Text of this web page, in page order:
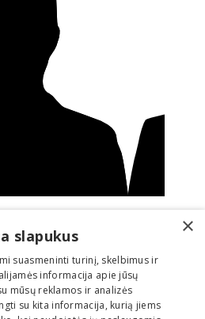
×
slapukus
suasmeninti turinį, skelbimus ir
informacija apie jūsų
mūsų reklamos ir analizės
su kita informacija, kurią jiems